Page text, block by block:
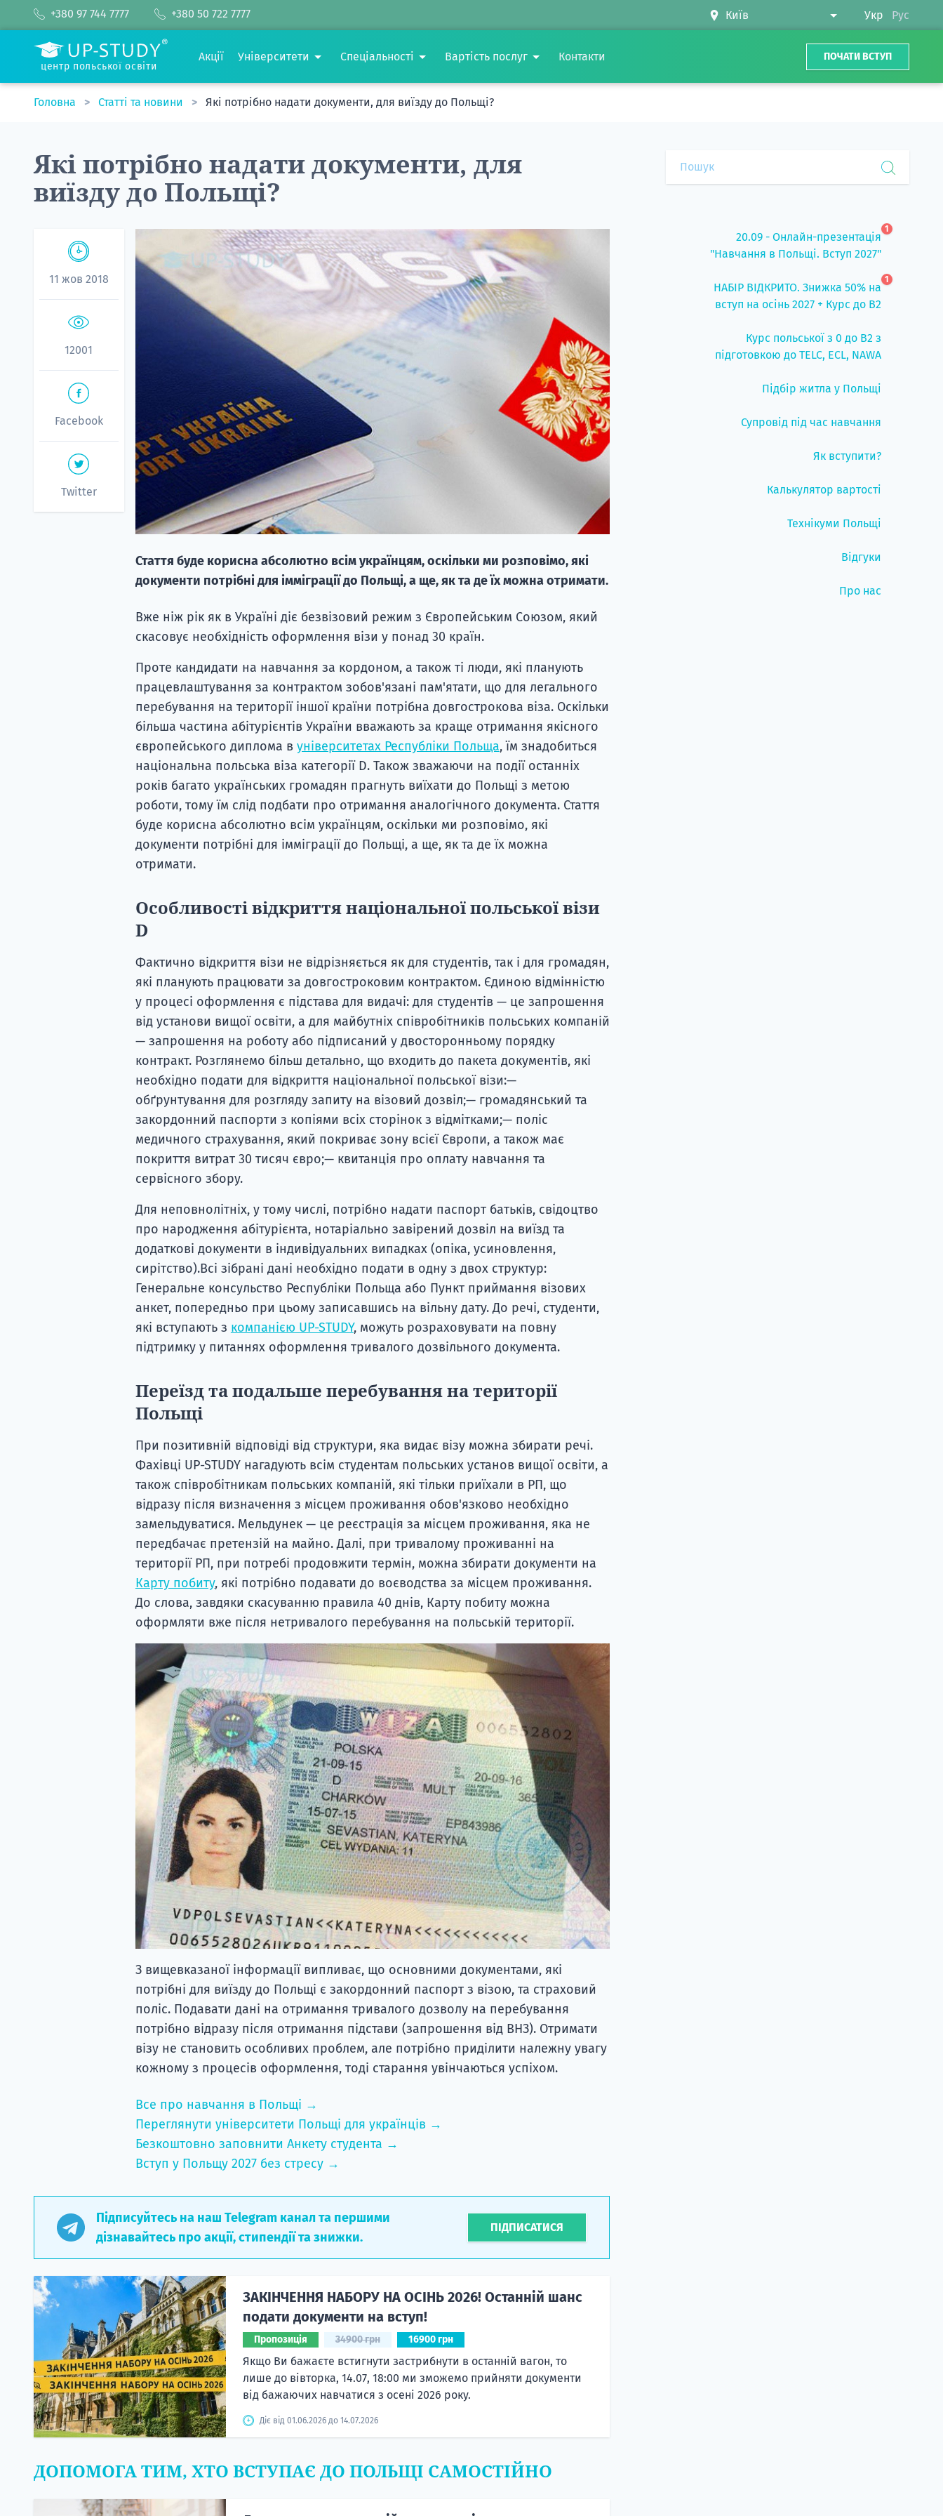
+380 97 744 7777 +380 50 722 7777 Укр Рус
центр польської освіти
Акції Університети Спеціальності Вартість послуг Контакти ПОЧАТИ ВСТУП
Головна Статті та новини Які потрібно надати документи, для виїзду до Польщі?
Які потрібно надати документи, для
виїзду до Польщі?
11 жов 2018
12001
Facebook
Twitter
Стаття буде корисна абсолютно всім українцям, оскільки ми розповімо, які
документи потрібні для імміграції до Польщі, а ще, як та де їх можна отримати.
Вже ніж рік як в Україні діє безвізовий режим з Європейським Союзом, який
скасовує необхідність оформлення візи у понад 30 країн.
Проте кандидати на навчання за кордоном, а також ті люди, які планують
працевлаштування за контрактом зобов'язані пам'ятати, що для легального
перебування на території іншої країни потрібна довгострокова віза. Оскільки
більша частина абітурієнтів України вважають за краще отримання якісного
європейського диплома в університетах Республіки Польща, їм знадобиться
національна польська віза категорії D. Також зважаючи на події останніх
років багато українських громадян прагнуть виїхати до Польщі з метою
роботи, тому їм слід подбати про отримання аналогічного документа. Стаття
буде корисна абсолютно всім українцям, оскільки ми розповімо, які
документи потрібні для імміграції до Польщі, а ще, як та де їх можна
отримати.
Особливості відкриття національної польської візи
D
Фактично відкриття візи не відрізняється як для студентів, так і для громадян,
які планують працювати за довгостроковим контрактом. Єдиною відмінністю
у процесі оформлення є підстава для видачі: для студентів — це запрошення
від установи вищої освіти, а для майбутніх співробітників польських компаній
— запрошення на роботу або підписаний у двосторонньому порядку
контракт. Розглянемо більш детально, що входить до пакета документів, які
необхідно подати для відкриття національної польської візи:—
обґрунтування для розгляду запиту на візовий дозвіл;— громадянський та
закордонний паспорти з копіями всіх сторінок з відмітками;— поліс
медичного страхування, який покриває зону всієї Європи, а також має
покриття витрат 30 тисяч євро;— квитанція про оплату навчання та
сервісного збору.
Для неповнолітніх, у тому числі, потрібно надати паспорт батьків, свідоцтво
про народження абітурієнта, нотаріально завірений дозвіл на виїзд та
додаткові документи в індивідуальних випадках (опіка, усиновлення,
сирітство).Всі зібрані дані необхідно подати в одну з двох структур:
Генеральне консульство Республіки Польща або Пункт приймання візових
анкет, попередньо при цьому записавшись на вільну дату. До речі, студенти,
які вступають з компанією UP-STUDY, можуть розраховувати на повну
підтримку у питаннях оформлення тривалого дозвільного документа.
Переїзд та подальше перебування на території
Польщі
При позитивній відповіді від структури, яка видає візу можна збирати речі.
Фахівці UP-STUDY нагадують всім студентам польських установ вищої освіти, а
також співробітникам польських компаній, які тільки приїхали в РП, що
відразу після визначення з місцем проживання обов'язково необхідно
замельдуватися. Мельдунек — це реєстрація за місцем проживання, яка не
передбачає претензій на майно. Далі, при тривалому проживанні на
території РП, при потребі продовжити термін, можна збирати документи на
Карту побиту, які потрібно подавати до воєводства за місцем проживання.
До слова, завдяки скасуванню правила 40 днів, Карту побиту можна
оформляти вже після нетривалого перебування на польській території.
З вищевказаної інформації випливає, що основними документами, які
потрібні для виїзду до Польщі є закордонний паспорт з візою, та страховий
поліс. Подавати дані на отримання тривалого дозволу на перебування
потрібно відразу після отримання підстави (запрошення від ВНЗ). Отримати
візу не становить особливих проблем, але потрібно приділити належну увагу
кожному з процесів оформлення, тоді старання увінчаються успіхом.
Все про навчання в Польщі →
Переглянути університети Польщі для українців →
Безкоштовно заповнити Анкету студента →
Вступ у Польщу 2027 без стресу →
Підписуйтесь на наш Telegram канал та першими
дізнавайтесь про акції, стипендії та знижки.
ПІДПИСАТИСЯ
ЗАКІНЧЕННЯ НАБОРУ НА ОСІНЬ 2026! Останній шанс
подати документи на вступ!
Пропозиція 34900 грн 16900 грн
Якщо Ви бажаєте встигнути застрибнути в останній вагон, то
лише до вівторка, 14.07, 18:00 ми зможемо прийняти документи
від бажаючих навчатися з осені 2026 року.
Діє від 01.06.2026 до 14.07.2026
ДОПОМОГА ТИМ, ХТО ВСТУПАЄ ДО ПОЛЬЩІ САМОСТІЙНО
20.09 - Онлайн-презентація
"Навчання в Польщі. Вступ 2027"
1
НАБІР ВІДКРИТО. Знижка 50% на
вступ на осінь 2027 + Курс до B2
1
Курс польської з 0 до B2 з
підготовкою до TELC, ECL, NAWA
Підбір житла у Польщі
Супровід під час навчання
Як вступити?
Калькулятор вартості
Технікуми Польщі
Відгуки
Про нас